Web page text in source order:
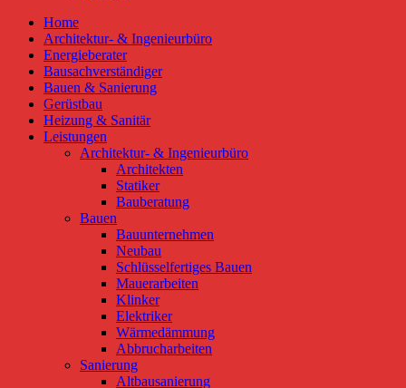
Home
Architektur- & Ingenieurbüro
Energieberater
Bausachverständiger
Bauen & Sanierung
Gerüstbau
Heizung & Sanitär
Leistungen
Architektur- & Ingenieurbüro
Architekten
Statiker
Bauberatung
Bauen
Bauunternehmen
Neubau
Schlüsselfertiges Bauen
Mauerarbeiten
Klinker
Elektriker
Wärmedämmung
Abbrucharbeiten
Sanierung
Altbausanierung